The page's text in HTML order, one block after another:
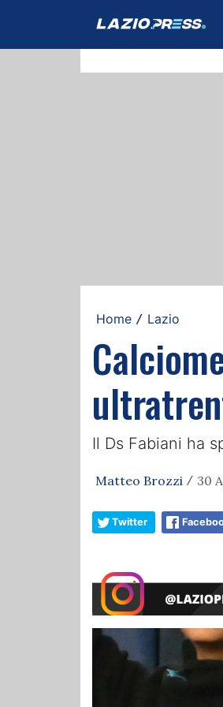
Home / Lazio
Il Ds Fabiani ha
Matteo Brozzi / 30
Twitter